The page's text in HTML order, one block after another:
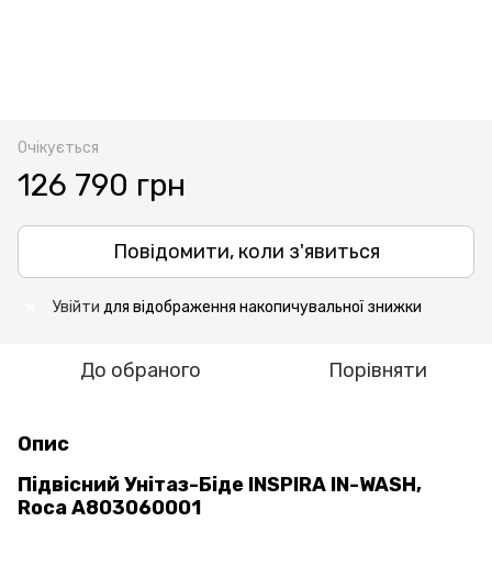
Очікується
126 790 грн
Повідомити, коли з'явиться
Увійти для відображення накопичувальної знижки
До обраного Порівняти
Опис
Підвісний Унітаз-Біде INSPIRA IN-WASH,
Roca A803060001